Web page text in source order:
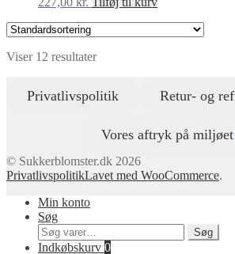
Viser 12 resultater
Privatlivspolitik Retur- og
Vores aftryk på miljøet
© Sukkerblomster.dk 2026
PrivatlivspolitikLavet med WooCommerce.
Min konto
Søg
Søg
efter:
Søg
Indkøbskurv 0